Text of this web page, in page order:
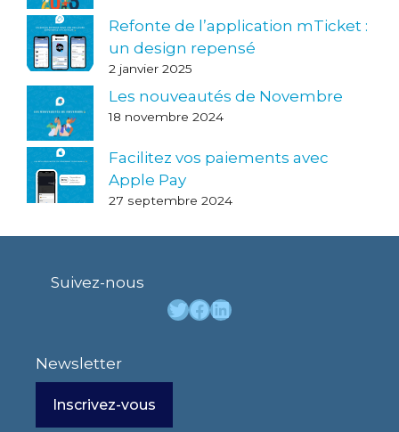
Refonte de l’application mTicket :
un design repensé
2 janvier 2025
Les nouveautés de Novembre
18 novembre 2024
Facilitez vos paiements avec
Apple Pay
27 septembre 2024
Suivez-nous
Twitter
Facebook
LinkedIn
Newsletter
Inscrivez-vous